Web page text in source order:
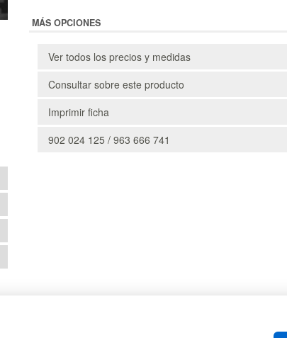
MÁS OPCIONES
Ver todos los precios y medidas
Consultar sobre este producto
Imprimir ficha
902 024 125 / 963 666 741